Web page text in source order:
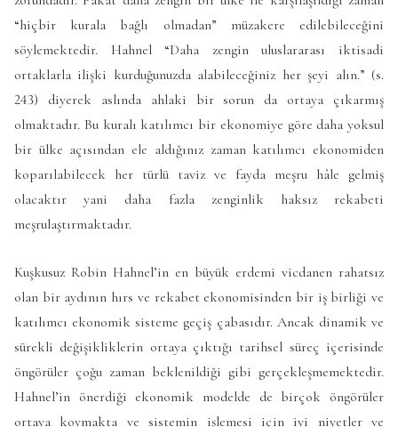
“hiçbir kurala bağlı olmadan” müzakere edilebileceğini
söylemektedir. Hahnel “Daha zengin uluslararası iktisadi
ortaklarla ilişki kurduğunuzda alabileceğiniz her şeyi alın.” (s.
243) diyerek aslında ahlaki bir sorun da ortaya çıkarmış
olmaktadır. Bu kuralı katılımcı bir ekonomiye göre daha yoksul
bir ülke açısından ele aldığınız zaman katılımcı ekonomiden
koparılabilecek her türlü taviz ve fayda meşru hâle gelmiş
olacaktır yani daha fazla zenginlik haksız rekabeti
meşrulaştırmaktadır.
Kuşkusuz Robin Hahnel’in en büyük erdemi vicdanen rahatsız
olan bir aydının hırs ve rekabet ekonomisinden bir iş birliği ve
katılımcı ekonomik sisteme geçiş çabasıdır. Ancak dinamik ve
sürekli değişikliklerin ortaya çıktığı tarihsel süreç içerisinde
öngörüler çoğu zaman beklenildiği gibi gerçekleşmemektedir.
Hahnel’in önerdiği ekonomik modelde de birçok öngörüler
ortaya koymakta ve sistemin işlemesi için iyi niyetler ve